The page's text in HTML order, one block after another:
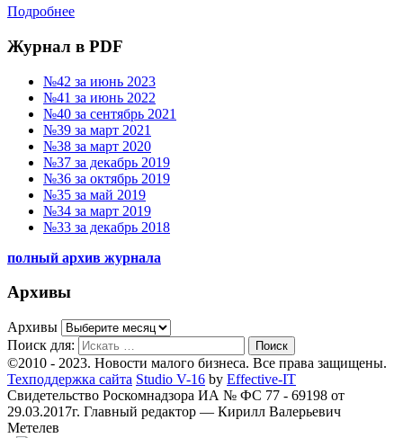
Подробнее
Журнал в PDF
№42 за июнь 2023
№41 за июнь 2022
№40 за сентябрь 2021
№39 за март 2021
№38 за март 2020
№37 за декабрь 2019
№36 за октябрь 2019
№35 за май 2019
№34 за март 2019
№33 за декабрь 2018
полный архив журнала
Архивы
Архивы
Поиск для:
Поиск
©2010 - 2023. Новости малого бизнеса. Все права защищены.
Техподдержка сайта Studio V-16 by Effective-IT
Свидетельство Роскомнадзора ИА № ФС 77 - 69198 от
29.03.2017г.